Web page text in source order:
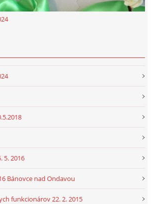
5. 2016
Bánovce nad Ondavou
funkcionárov 22. 2. 2015